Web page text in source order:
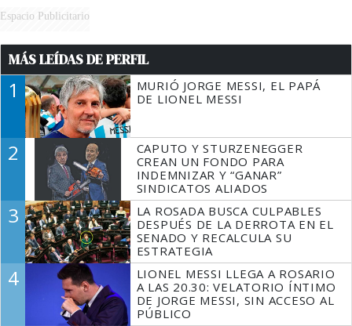
Espacio Publicitario
MÁS LEÍDAS DE PERFIL
1
MURIÓ JORGE MESSI, EL PAPÁ
DE LIONEL MESSI
2
CAPUTO Y STURZENEGGER
CREAN UN FONDO PARA
INDEMNIZAR Y “GANAR”
SINDICATOS ALIADOS
3
LA ROSADA BUSCA CULPABLES
DESPUÉS DE LA DERROTA EN EL
SENADO Y RECALCULA SU
ESTRATEGIA
4
LIONEL MESSI LLEGA A ROSARIO
A LAS 20.30: VELATORIO ÍNTIMO
DE JORGE MESSI, SIN ACCESO AL
PÚBLICO